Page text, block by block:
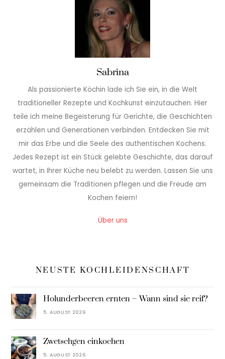
Sabrina
Als passionierte Köchin lade ich Sie ein, in die Welt
traditioneller Rezepte und Kochkunst einzutauchen. Hier
teile ich meine Begeisterung für Gerichte, die Geschichten
erzählen und Generationen verbinden. Entdecken Sie mit
mir das Erbe und die Seele des authentischen Kochens.
Jedes Rezept ist ein Stück gelebte Geschichte, das darauf
wartet, in Ihrer Küche neu belebt zu werden. Lassen Sie uns
gemeinsam die Traditionen pflegen und die Freude am
Kochen feiern!
Über uns
NEUSTE KOCHLEIDENSCHAFT
Holunderbeeren ernten – Wann sind sie reif?
5. AUGUST 2026
Zwetschgen einkochen
5. AUGUST 2026